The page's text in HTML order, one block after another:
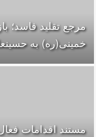
مرجع تقلید فاسد؛
خمینی(ره) به
مستند اقدامات